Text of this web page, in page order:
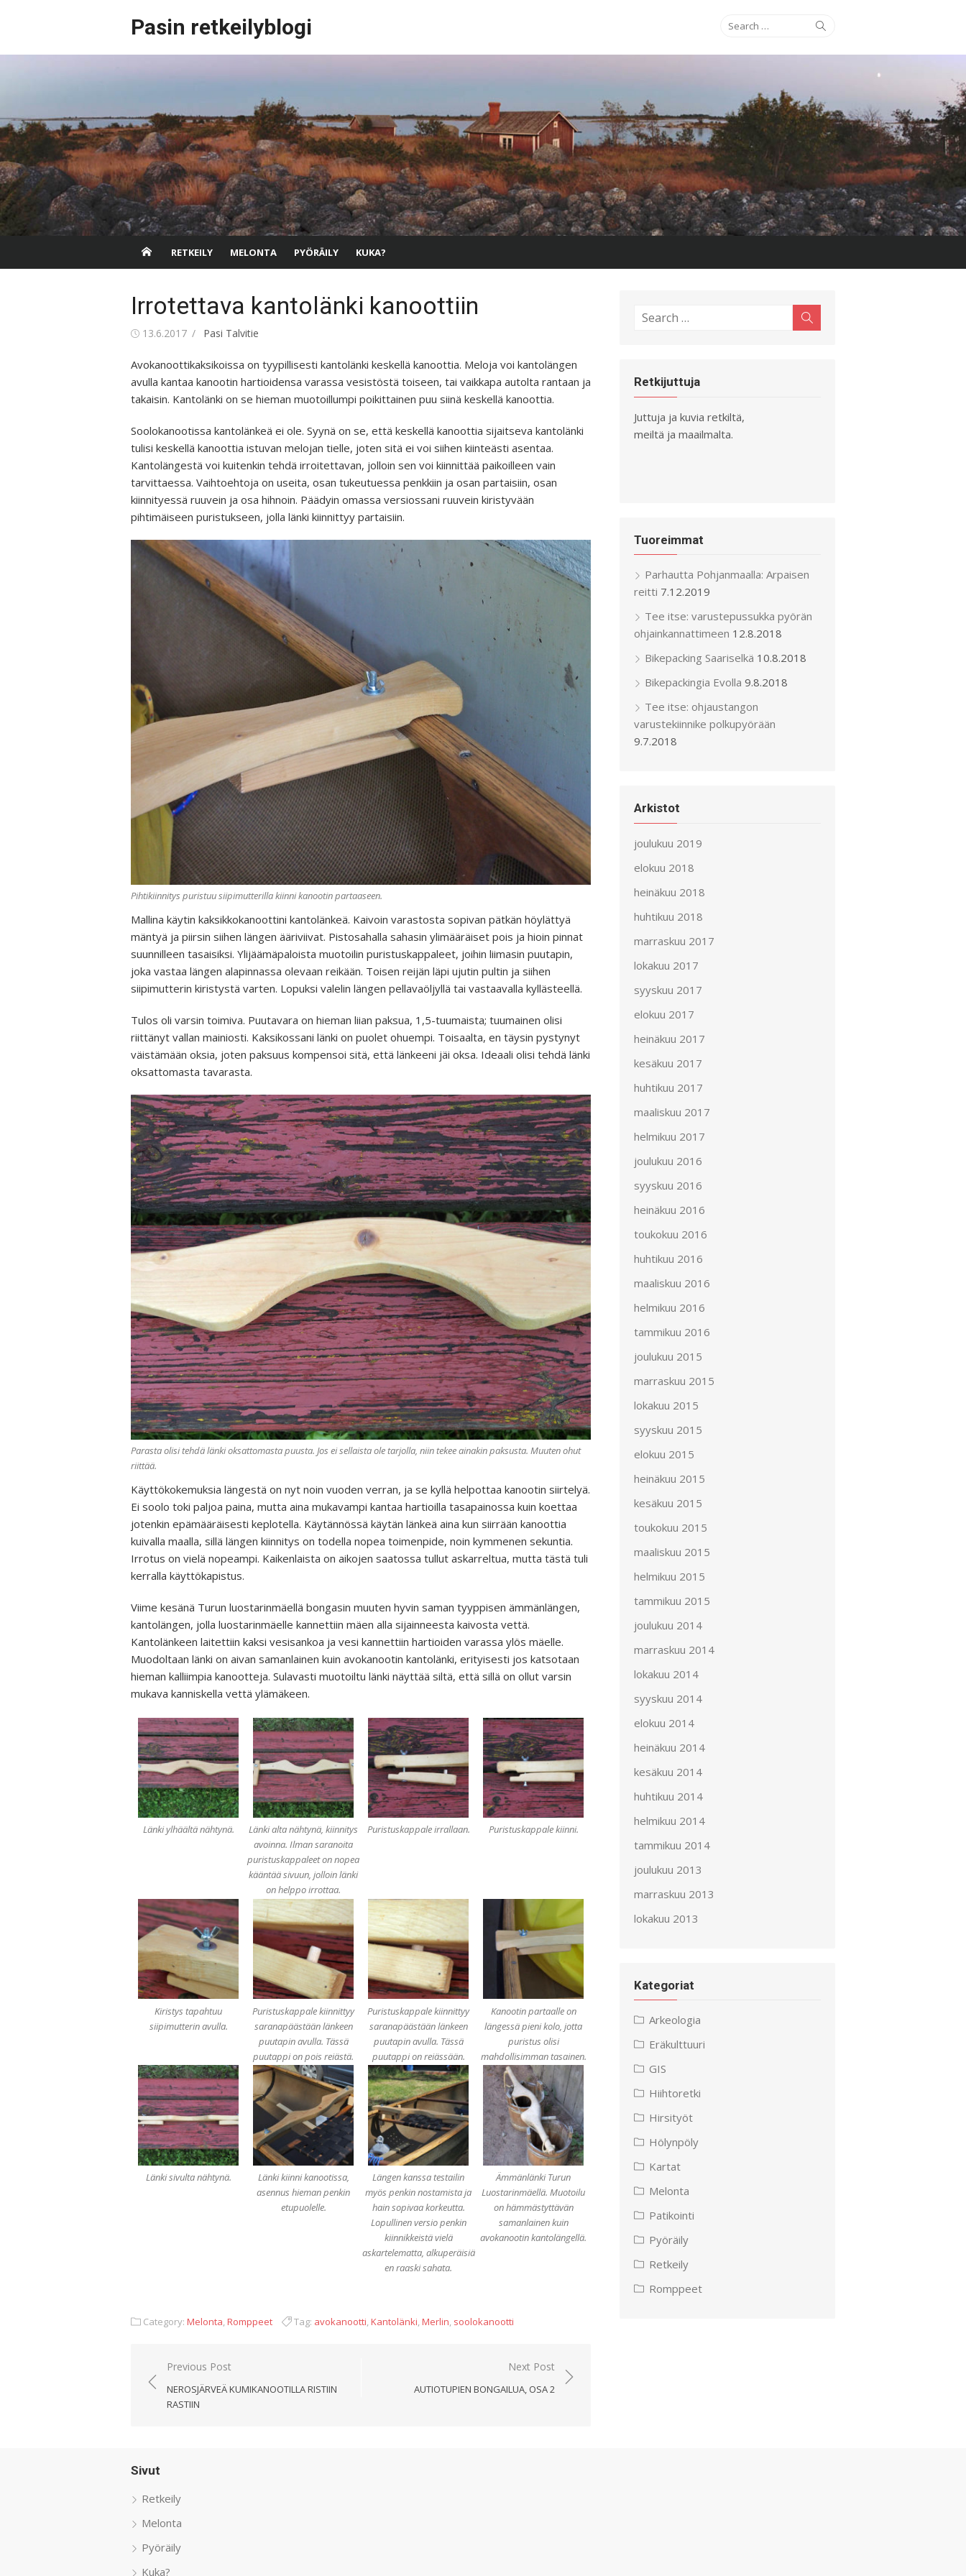
Pasin retkeilyblogi
Search
RETKEILY MELONTA PYÖRÄILY KUKA?
Irrotettava kantolänki kanoottiin
Posted
13.6.2017 Author
Pasi Talvitie
Avokanoottikaksikoissa on tyypillisesti kantolänki keskellä kanoottia. Meloja voi kantolängen
avulla kantaa kanootin hartioidensa varassa vesistöstä toiseen, tai vaikkapa autolta rantaan ja
takaisin. Kantolänki on se hieman muotoillumpi poikittainen puu siinä keskellä kanoottia.
Soolokanootissa kantolänkeä ei ole. Syynä on se, että keskellä kanoottia sijaitseva kantolänki
tulisi keskellä kanoottia istuvan melojan tielle, joten sitä ei voi siihen kiinteästi asentaa.
Kantolängestä voi kuitenkin tehdä irroitettavan, jolloin sen voi kiinnittää paikoilleen vain
tarvittaessa. Vaihtoehtoja on useita, osan tukeutuessa penkkiin ja osan partaisiin, osan
kiinnityessä ruuvein ja osa hihnoin. Päädyin omassa versiossani ruuvein kiristyvään
pihtimäiseen puristukseen, jolla länki kiinnittyy partaisiin.
Pihtikiinnitys puristuu siipimutterilla kiinni kanootin partaaseen.
Mallina käytin kaksikkokanoottini kantolänkeä. Kaivoin varastosta sopivan pätkän höylättyä
mäntyä ja piirsin siihen längen ääriviivat. Pistosahalla sahasin ylimääräiset pois ja hioin pinnat
suunnilleen tasaisiksi. Ylijäämäpaloista muotoilin puristuskappaleet, joihin liimasin puutapin,
joka vastaa längen alapinnassa olevaan reikään. Toisen reijän läpi ujutin pultin ja siihen
siipimutterin kiristystä varten. Lopuksi valelin längen pellavaöljyllä tai vastaavalla kyllästeellä.
Tulos oli varsin toimiva. Puutavara on hieman liian paksua, 1,5-tuumaista; tuumainen olisi
riittänyt vallan mainiosti. Kaksikossani länki on puolet ohuempi. Toisaalta, en täysin pystynyt
väistämään oksia, joten paksuus kompensoi sitä, että länkeeni jäi oksa. Ideaali olisi tehdä länki
oksattomasta tavarasta.
Parasta olisi tehdä länki oksattomasta puusta. Jos ei sellaista ole tarjolla, niin tekee ainakin paksusta. Muuten ohut
riittää.
Käyttökokemuksia längestä on nyt noin vuoden verran, ja se kyllä helpottaa kanootin siirtelyä.
Ei soolo toki paljoa paina, mutta aina mukavampi kantaa hartioilla tasapainossa kuin koettaa
jotenkin epämääräisesti keplotella. Käytännössä käytän länkeä aina kun siirrään kanoottia
kuivalla maalla, sillä längen kiinnitys on todella nopea toimenpide, noin kymmenen sekuntia.
Irrotus on vielä nopeampi. Kaikenlaista on aikojen saatossa tullut askarreltua, mutta tästä tuli
kerralla käyttökapistus.
Viime kesänä Turun luostarinmäellä bongasin muuten hyvin saman tyyppisen ämmänlängen,
kantolängen, jolla luostarinmäelle kannettiin mäen alla sijainneesta kaivosta vettä.
Kantolänkeen laitettiin kaksi vesisankoa ja vesi kannettiin hartioiden varassa ylös mäelle.
Muodoltaan länki on aivan samanlainen kuin avokanootin kantolänki, erityisesti jos katsotaan
hieman kalliimpia kanootteja. Sulavasti muotoiltu länki näyttää siltä, että sillä on ollut varsin
mukava kanniskella vettä ylämäkeen.
Länki ylhäältä nähtynä.
Länki alta nähtynä, kiinnitys
avoinna. Ilman saranoita
puristuskappaleet on nopea
kääntää sivuun, jolloin länki
on helppo irrottaa.
Puristuskappale irrallaan. Puristuskappale kiinni.
Kiristys tapahtuu
siipimutterin avulla.
Puristuskappale kiinnittyy
saranapäästään länkeen
puutapin avulla. Tässä
puutappi on pois reiästä.
Puristuskappale kiinnittyy
saranapäästään länkeen
puutapin avulla. Tässä
puutappi on reiässään.
Kanootin partaalle on
längessä pieni kolo, jotta
puristus olisi
mahdollisimman tasainen.
Länki sivulta nähtynä.
Länki kiinni kanootissa,
asennus hieman penkin
etupuolelle.
Längen kanssa testailin
myös penkin nostamista ja
hain sopivaa korkeutta.
Lopullinen versio penkin
kiinnikkeistä vielä
askartelematta, alkuperäisiä
en raaski sahata.
Ämmänlänki Turun
Luostarinmäellä. Muotoilu
on hämmästyttävän
samanlainen kuin
avokanootin kantolängellä.
Category: Melonta,Romppeet Tag: avokanootti,Kantolänki,Merlin, soolokanootti
Artikkelien
selaus
Previous Post
NEROSJÄRVEÄ KUMIKANOOTILLA RISTIIN
RASTIIN
Next Post
AUTIOTUPIEN BONGAILUA, OSA 2
Search
Retkijuttuja
Juttuja ja kuvia retkiltä,
meiltä ja maailmalta.
Tuoreimmat
Parhautta Pohjanmaalla: Arpaisen
reitti 7.12.2019
Tee itse: varustepussukka pyörän
ohjainkannattimeen 12.8.2018
Bikepacking Saariselkä 10.8.2018
Bikepackingia Evolla 9.8.2018
Tee itse: ohjaustangon
varustekiinnike polkupyörään
9.7.2018
Arkistot
joulukuu 2019
elokuu 2018
heinäkuu 2018
huhtikuu 2018
marraskuu 2017
lokakuu 2017
syyskuu 2017
elokuu 2017
heinäkuu 2017
kesäkuu 2017
huhtikuu 2017
maaliskuu 2017
helmikuu 2017
joulukuu 2016
syyskuu 2016
heinäkuu 2016
toukokuu 2016
huhtikuu 2016
maaliskuu 2016
helmikuu 2016
tammikuu 2016
joulukuu 2015
marraskuu 2015
lokakuu 2015
syyskuu 2015
elokuu 2015
heinäkuu 2015
kesäkuu 2015
toukokuu 2015
maaliskuu 2015
helmikuu 2015
tammikuu 2015
joulukuu 2014
marraskuu 2014
lokakuu 2014
syyskuu 2014
elokuu 2014
heinäkuu 2014
kesäkuu 2014
huhtikuu 2014
helmikuu 2014
tammikuu 2014
joulukuu 2013
marraskuu 2013
lokakuu 2013
Kategoriat
Arkeologia
Eräkulttuuri
GIS
Hiihtoretki
Hirsityöt
Hölynpöly
Kartat
Melonta
Patikointi
Pyöräily
Retkeily
Romppeet
Sivut
Retkeily
Melonta
Pyöräily
Kuka?